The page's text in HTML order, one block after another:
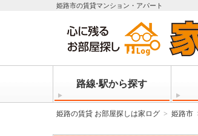
姫路市の賃貸マンション・アパート
路線·駅から探す
姫路の賃貸 お部屋探しは家ログ 姫路市